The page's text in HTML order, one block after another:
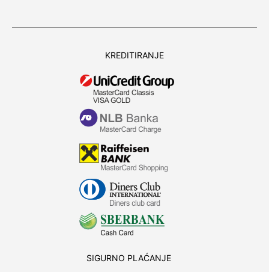
KREDITIRANJE
SIGURNO PLAĆANJE